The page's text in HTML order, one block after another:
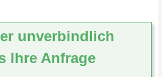
unverbindlich
Ihre Anfrage